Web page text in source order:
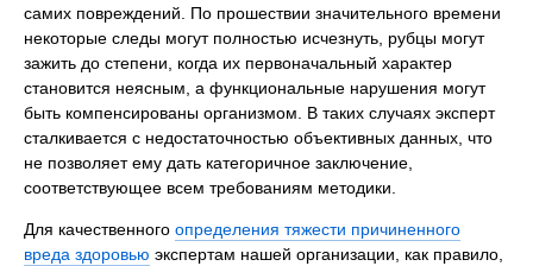
самих повреждений. По прошествии значительного времени
некоторые следы могут полностью исчезнуть, рубцы могут
зажить до степени, когда их первоначальный характер
становится неясным, а функциональные нарушения могут
быть компенсированы организмом. В таких случаях эксперт
сталкивается с недостаточностью объективных данных, что
не позволяет ему дать категоричное заключение,
соответствующее всем требованиям методики.
Для качественного определения тяжести причиненного
вреда здоровью экспертам нашей организации, как правило,